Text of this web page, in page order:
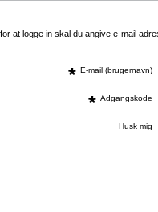
for at logge in skal du angive e-mail
* E-mail (brugernavn)
* Adgangskode
Husk mig